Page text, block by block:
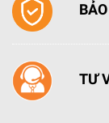
TƯ